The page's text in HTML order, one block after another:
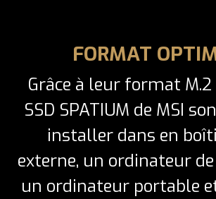
FORMAT
Grâce à leur format
SSD SPATIUM de MSI
installer dans en
externe, un ordinateur
un ordinateur portable